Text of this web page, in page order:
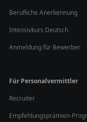
Berufliche Anerkennung
Intensivkurs Deutsch
Anmeldung für Bewerber
Für Personalvermittler
Recruiter
Empfehlungsprämien-